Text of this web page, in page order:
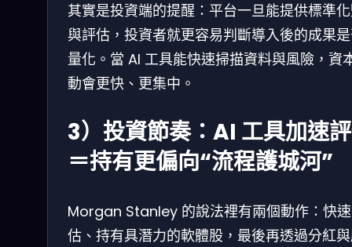
其實是投資端的提醒：平台一旦能提供標準
與評估，投資者就更容易判斷導入後的成果
量化。當 AI 工具能快速掃描資料與風險，資
動會更快、更集中。
3）投資節奏：AI 工具加速
＝持有更偏向“流程護城河”
Morgan Stanley 的說法裡有兩個動作：快
估、持有具潛力的軟體股，最後再透過分紅